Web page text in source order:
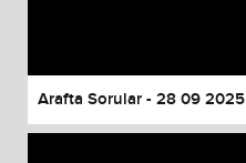
Arafta Sorular - 28 09 2025